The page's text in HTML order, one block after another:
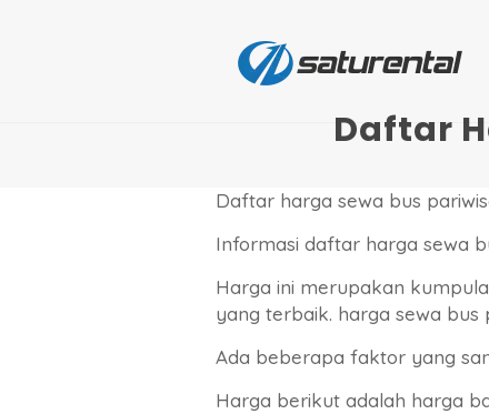
Daftar
Daftar harga sewa bus
Informasi daftar harga sewa
Harga ini merupakan
yang terbaik. harga sewa bus
Ada beberapa faktor yang
Harga berikut adalah harga